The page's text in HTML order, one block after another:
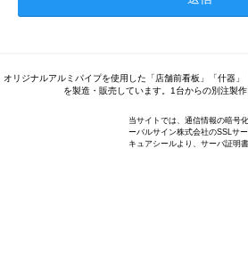
オリジナルアルミパイプを使用した「店舗前看板」「什器」
を製造・販売しています。1台からの別注製作
当サイトでは、通信情報の暗号
ーバルサイン株式会社のSSLサ
キュアシールより、サーバ証明